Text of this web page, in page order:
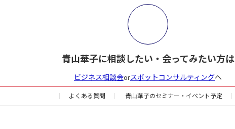
青山華子に相談したい・会ってみたい方は
ビジネス相談会orスポットコンサルティングへ
よくある質問 青山華子のセミナー・イベント予定